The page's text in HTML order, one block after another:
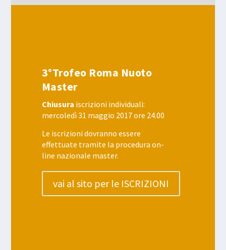
3°Trofeo Roma Nuoto
Master
Chiusura iscrizioni individuali:
mercoledì 31 maggio 2017 ore 24.00
Le iscrizioni dovranno essere
effettuate tramite la procedura on-
line nazionale master.
vai al sito per le ISCRIZIONI